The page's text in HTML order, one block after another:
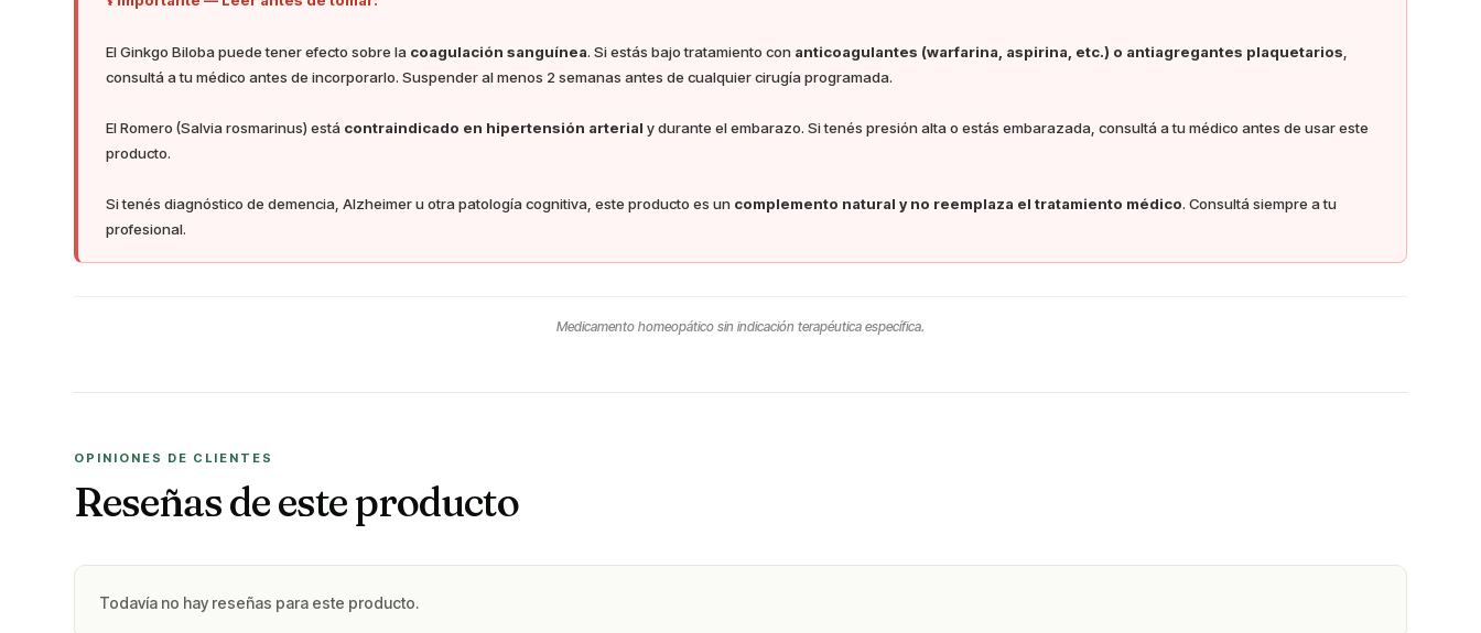
El Ginkgo Biloba puede tener efecto sobre la coagulación sanguínea. Si estás bajo tratamiento con anticoagulantes (warfarina, aspirina, etc.) o antiagregantes plaquetarios
consultá a tu médico antes de incorporarlo. Suspender al menos 2 semanas antes de cualquier cirugía programada.
El Romero (Salvia rosmarinus) está contraindicado en hipertensión arterial y durante el embarazo. Si tenés presión alta o estás embarazada, consultá a tu médico antes de usar este
producto.
Si tenés diagnóstico de demencia, Alzheimer u otra patología cognitiva, este producto es un complemento natural y no reemplaza el tratamiento médico. Consultá siempre a tu
profesional.
Medicamento homeopático sin indicación terapéutica específica.
OPINIONES DE CLIENTES
Reseñas de este producto
Todavía no hay reseñas para este producto.